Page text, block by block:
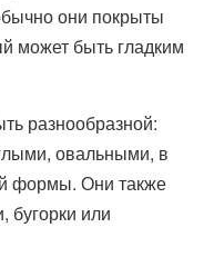
они покрыты
может быть гладким
разнообразной:
овальными, в
формы. Они также
бугорки или